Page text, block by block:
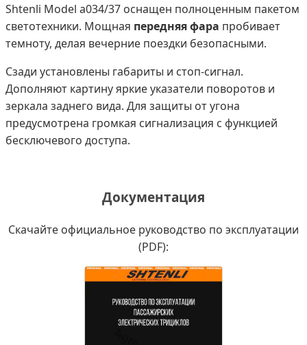
Shtenli Model а034/37 оснащен полноценным пакетом
светотехники. Мощная передняя фара пробивает
темноту, делая вечерние поездки безопасными.
Сзади установлены габариты и стоп-сигнал.
Дополняют картину яркие указатели поворотов и
зеркала заднего вида. Для защиты от угона
предусмотрена громкая сигнализация с функцией
бесключевого доступа.
Документация
Скачайте официальное руководство по эксплуатации
(PDF):